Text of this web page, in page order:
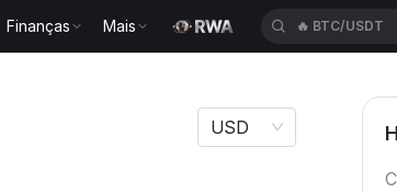
Finanças Mais
USD